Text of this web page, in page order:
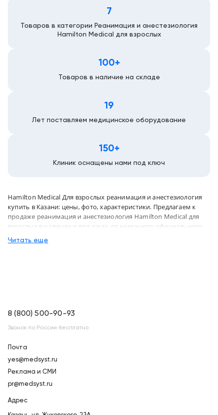
7
Товаров в категории Реанимация и анестезиология
Hamilton Medical для взрослых
100+
Товаров в наличие на складе
19
Лет поставляем медицинское оборудование
150+
Клиник оснащены нами под ключ
Hamilton Medical Для взрослых реанимация и анестезиология
купить в Казани: цены, фото, характеристики. Предлагаем к
продаже реанимация и анестезиология Hamilton Medical для
взрослых в наличии и под заказ, от надежного официального
дистрибьютора "МСТ", с бесплатной доставкой в город Казань и
по всей России
Читать еще
8 (800) 500-90-93
Звонок по России бесплатно
Почта
yes@medsyst.ru
Реклама и СМИ
pr@medsyst.ru
Адрес